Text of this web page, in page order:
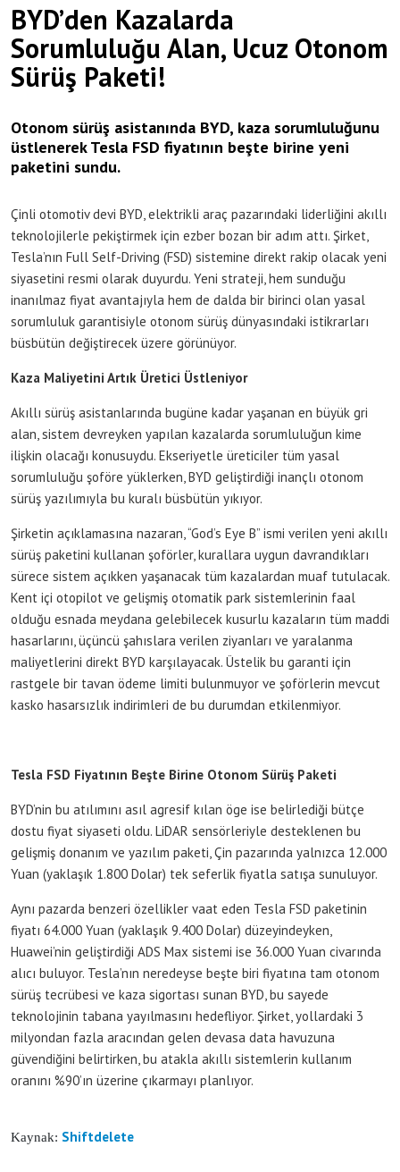
BYD’den Kazalarda
Sorumluluğu Alan, Ucuz Otonom
Sürüş Paketi!
Otonom sürüş asistanında BYD, kaza sorumluluğunu
üstlenerek Tesla FSD fiyatının beşte birine yeni
paketini sundu.
Çinli otomotiv devi BYD, elektrikli araç pazarındaki liderliğini akıllı
teknolojilerle pekiştirmek için ezber bozan bir adım attı. Şirket,
Tesla’nın Full Self-Driving (FSD) sistemine direkt rakip olacak yeni
siyasetini resmi olarak duyurdu. Yeni strateji, hem sunduğu
inanılmaz fiyat avantajıyla hem de dalda bir birinci olan yasal
sorumluluk garantisiyle otonom sürüş dünyasındaki istikrarları
büsbütün değiştirecek üzere görünüyor.
Kaza Maliyetini Artık Üretici Üstleniyor
Akıllı sürüş asistanlarında bugüne kadar yaşanan en büyük gri
alan, sistem devreyken yapılan kazalarda sorumluluğun kime
ilişkin olacağı konusuydu. Ekseriyetle üreticiler tüm yasal
sorumluluğu şoföre yüklerken, BYD geliştirdiği inançlı otonom
sürüş yazılımıyla bu kuralı büsbütün yıkıyor.
Şirketin açıklamasına nazaran, “God’s Eye B” ismi verilen yeni akıllı
sürüş paketini kullanan şoförler, kurallara uygun davrandıkları
sürece sistem açıkken yaşanacak tüm kazalardan muaf tutulacak.
Kent içi otopilot ve gelişmiş otomatik park sistemlerinin faal
olduğu esnada meydana gelebilecek kusurlu kazaların tüm maddi
hasarlarını, üçüncü şahıslara verilen ziyanları ve yaralanma
maliyetlerini direkt BYD karşılayacak. Üstelik bu garanti için
rastgele bir tavan ödeme limiti bulunmuyor ve şoförlerin mevcut
kasko hasarsızlık indirimleri de bu durumdan etkilenmiyor.
Tesla FSD Fiyatının Beşte Birine Otonom Sürüş Paketi
BYD’nin bu atılımını asıl agresif kılan öge ise belirlediği bütçe
dostu fiyat siyaseti oldu. LiDAR sensörleriyle desteklenen bu
gelişmiş donanım ve yazılım paketi, Çin pazarında yalnızca 12.000
Yuan (yaklaşık 1.800 Dolar) tek seferlik fiyatla satışa sunuluyor.
Aynı pazarda benzeri özellikler vaat eden Tesla FSD paketinin
fiyatı 64.000 Yuan (yaklaşık 9.400 Dolar) düzeyindeyken,
Huawei’nin geliştirdiği ADS Max sistemi ise 36.000 Yuan civarında
alıcı buluyor. Tesla’nın neredeyse beşte biri fiyatına tam otonom
sürüş tecrübesi ve kaza sigortası sunan BYD, bu sayede
teknolojinin tabana yayılmasını hedefliyor. Şirket, yollardaki 3
milyondan fazla aracından gelen devasa data havuzuna
güvendiğini belirtirken, bu atakla akıllı sistemlerin kullanım
oranını %90’ın üzerine çıkarmayı planlıyor.
Kaynak: Shiftdelete